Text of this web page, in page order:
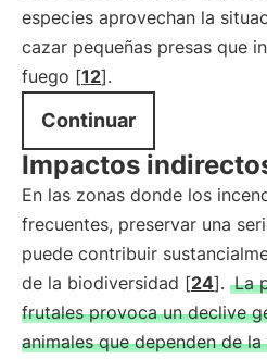
especies aprovechan la
cazar pequeñas presas que
fuego [12].
Continuar
Impactos
En las zonas donde los
frecuentes, preservar una
puede contribuir
de la biodiversidad [24]. La
frutales provoca un declive
animales que dependen de